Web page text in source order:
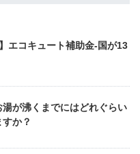
エコキュート補助金-国が13
が沸くまでにはどれぐらい
か？